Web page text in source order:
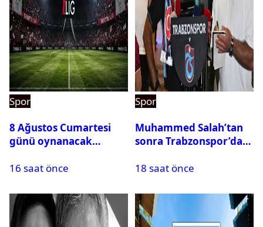
Spor
8 Ağustos Cumartesi
günü oynanacak
16 saat önce
Spor
Muhammed Salah’tan
sonra Trabzonspor’dan
18 saat önce